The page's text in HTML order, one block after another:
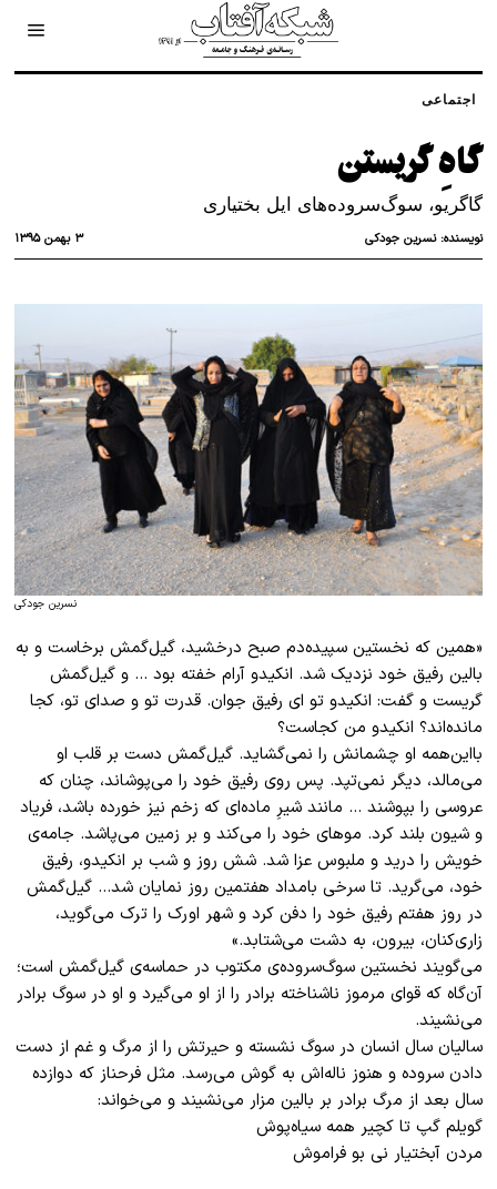
اجتماعی
گاهِ گریستن
گاگریو، سوگ‌سروده‌های ایل بختیاری
نویسنده:نسرین جودکی ۳ بهمن ۱۳۹۵
نسرین جودکی
«همین که نخستین سپیده‌دم صبح درخشید، گیل‌گمش برخاست و به
بالین رفیق خود نزدیک شد. انکیدو آرام خفته بود … و گیل‌گمش
گریست و گفت: انکیدو تو ای رفیق جوان. قدرت تو و صدای تو، کجا
مانده‌اند؟ انکیدو من کجاست؟
بااین‌همه او چشمانش را نمی‌گشاید. گیل‌گمش دست بر قلب او
می‌مالد، دیگر نمی‌تپد. پس روی رفیق خود را می‌پوشاند، چنان که
عروسی را بپوشند … مانند شیرِ ماده‌ای که زخم نیز خورده باشد، فریاد
و شیون بلند کرد. موهای خود را می‌کند و بر زمین می‌پاشد. جامه‌ی
خویش را درید و ملبوس عزا شد. شش روز و شب بر انکیدو، رفیق
خود، می‌گرید. تا سرخی بامداد هفتمین روز نمایان شد… گیل‌گمش
در روز هفتم رفیق خود را دفن کرد و شهر اورک را ترک می‌گوید،
زاری‌کنان، بیرون، به دشت می‌شتابد.»
می‌گویند نخستین سوگ‌سروده‌ی مکتوب در حماسه‌ی گیل‌گمش است؛
آن‌گاه که قوای مرموز ناشناخته برادر را از او می‌گیرد و او در سوگ برادر
می‌نشیند.
سالیان سال انسان در سوگ نشسته و حیرتش را از مرگ و غم از دست
دادن سروده و هنوز ناله‌اش به گوش می‌رسد. مثل فرحناز که دوازده
سال بعد از مرگ برادر بر بالین مزار می‌نشیند و می‌خواند:
گویلم گپ تا کچیر همه سیاه‌پوش
مردن آبختیار نی بو فراموش